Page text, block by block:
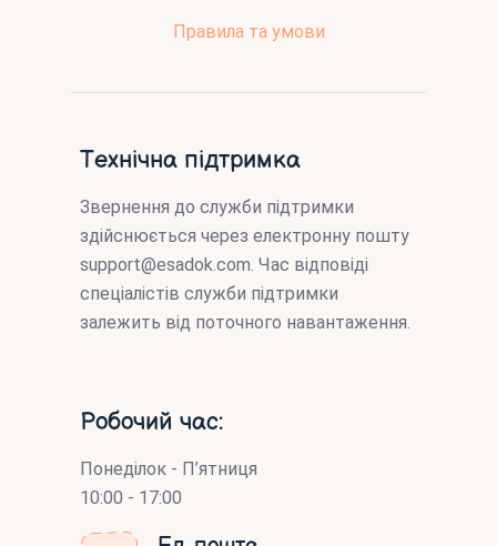
Правила та умови
Технічна підтримка
Звернення до служби підтримки
здійснюється через електронну пошту
support@esadok.com. Час відповіді
спеціалістів служби підтримки
залежить від поточного навантаження.
Робочий час:
Понеділок - П’ятниця
10:00 - 17:00